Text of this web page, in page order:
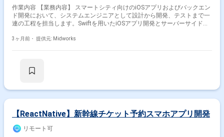
作業内容 【業務内容】 スマートシティ向けのiOSアプリおよびバックエン
ド開発において、システムエンジニアとして設計から開発、テストまで一
連の工程を担当します。Swiftを用いたiOSアプリ開発とサーバーサイドの
善対応を実施し、サービス品質の向上に貢献します。 【作業内容】 ・iOS
コードレビューおよび品質改善対応
3ヶ月前・ 提供元: Midworks
【ReactNative】新幹線チケット予約スマホアプリ開発
リモート可
フロントエンドエンジニア